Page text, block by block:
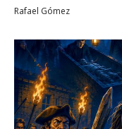
Rafael Gómez